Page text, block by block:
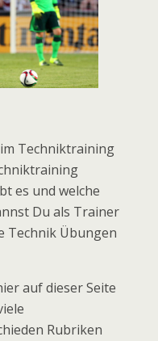
Techniktraining
es und welche
Du als Trainer
Technik Übungen
auf dieser Seite
Rubriken